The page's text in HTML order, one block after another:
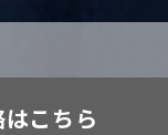
こちら